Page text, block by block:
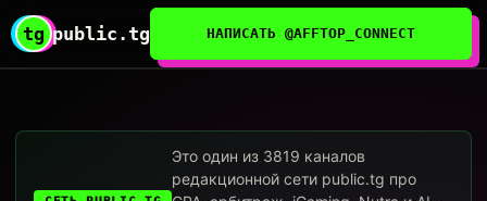
tg public.tg НАПИСАТЬ @AFFTOP_CONNECT
Это один из 3819 каналов
редакционной сети public.tg про